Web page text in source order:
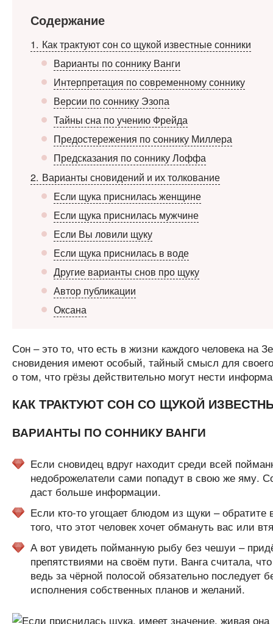
Содержание
1
Как трактуют сон со щукой известные сонники
Варианты по соннику Ванги
Интерпретация по современному соннику
Версии по соннику Эзопа
Тайны сна по учению Фрейда
Предостережения по соннику Миллера
Предсказания по соннику Лоффа
2 Варианты сновидений и их толкование
Если щука приснилась женщине
Если щука приснилась мужчине
Если Вы ловили щуку
Если щука приснилась в воде
Другие варианты снов про щуку
Автор публикации
Оксана
Сон – это то, что есть в жизни каждого человека на
сновидения имеют особый, тайный смысл для
о том, что грёзы действительно могут нести
КАК ТРАКТУЮТ СОН СО ЩУКОЙ
ВАРИАНТЫ ПО СОННИКУ ВАНГИ
Если сновидец вдруг находит среди всей
недоброжелатели сами попадут в свою же яму.
даст больше информации.
Если кто-то угощает блюдом из щуки – обратите
того, что этот человек хочет обмануть вас или
А вот увидеть пойманную рыбу без чешуи –
препятствиями на своём пути. Ванга считала,
ведь за чёрной полосой обязательно последует
исполнения собственных планов и желаний.